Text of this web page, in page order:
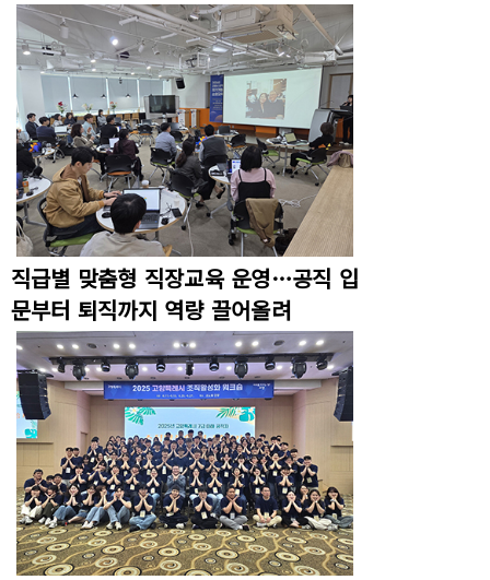
직급별 맞춤형 직장교육 운영…공직 입
문부터 퇴직까지 역량 끌어올려